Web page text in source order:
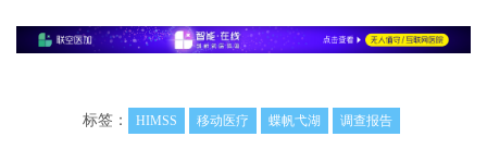
标签： HIMSS 移动医疗 蝶帆弋湖 调查报告